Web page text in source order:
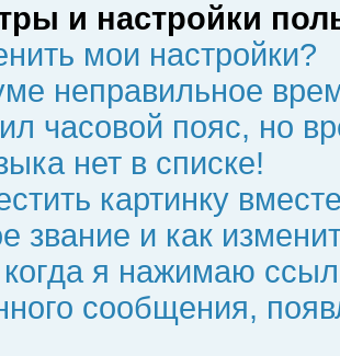
и настройки
мои настройки?
неправильное
часовой пояс, но
нет в списке!
картинку
звание и как
я нажимаю
сообщения,